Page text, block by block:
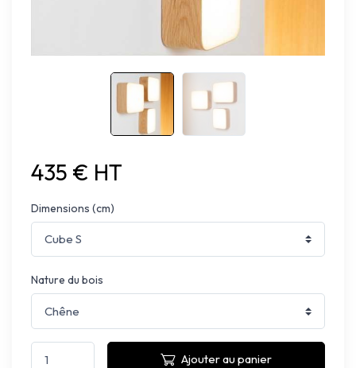
435 € HT
Dimensions (cm)
Nature du bois
Ajouter au panier